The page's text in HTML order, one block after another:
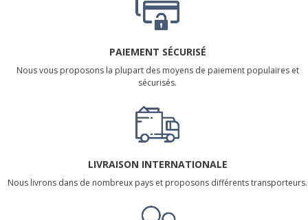
PAIEMENT SÉCURISÉ
Nous vous proposons la plupart des moyens de paiement populaires et
sécurisés.
LIVRAISON INTERNATIONALE
Nous livrons dans de nombreux pays et proposons différents transporteurs.